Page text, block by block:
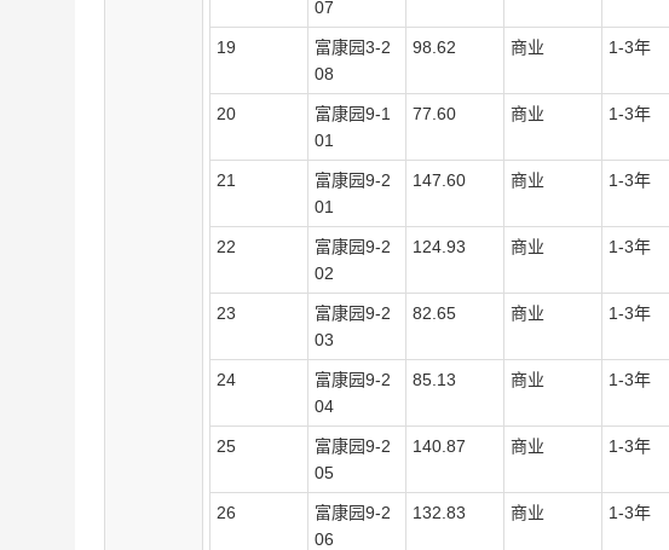
07
19 富康园3-2
08
98.62 商业 1-3年
20 富康园9-1
01
77.60 商业 1-3年
21 富康园9-2
01
147.60 商业 1-3年
22 富康园9-2
02
124.93 商业 1-3年
23 富康园9-2
03
82.65 商业 1-3年
24 富康园9-2
04
85.13 商业 1-3年
25 富康园9-2
05
140.87 商业 1-3年
26 富康园9-2
06
132.83 商业 1-3年